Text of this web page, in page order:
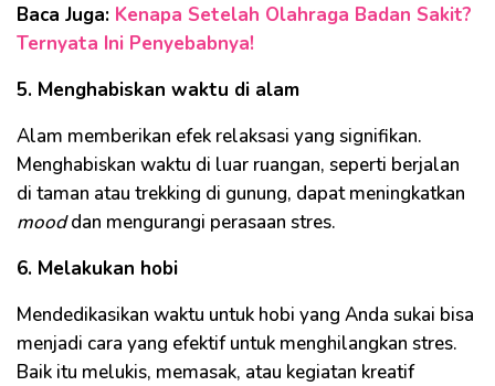
Baca Juga: Kenapa Setelah Olahraga Badan Sakit?
Ternyata Ini Penyebabnya!
5. Menghabiskan waktu di alam
Alam memberikan efek relaksasi yang signifikan.
Menghabiskan waktu di luar ruangan, seperti berjalan
di taman atau trekking di gunung, dapat meningkatkan
mooddan mengurangi perasaan stres.
6. Melakukan hobi
Mendedikasikan waktu untuk hobi yang Anda sukai bisa
menjadi cara yang efektif untuk menghilangkan stres.
Baik itu melukis, memasak, atau kegiatan kreatif